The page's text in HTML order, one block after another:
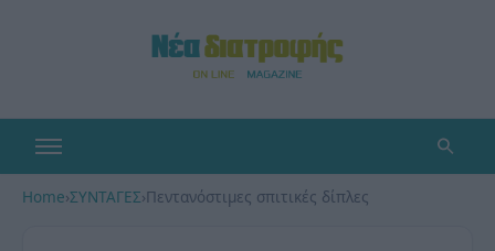
Home›ΣΥΝΤΑΓΕΣ›Πεντανόστιμες σπιτικές δίπλες